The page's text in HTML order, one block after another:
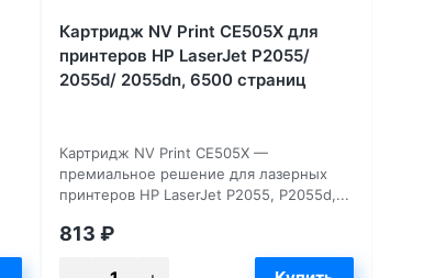
Картридж NV Print CE505X для
принтеров HP LaserJet P2055/
2055d/ 2055dn, 6500 страниц
Картридж NV Print CE505X —
премиальное решение для лазерных
принтеров HP LaserJet P2055, P2055d,...
813 ₽